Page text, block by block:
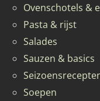
Ovenschotels &
Pasta & rijst
Salades
Sauzen & basics
Soepen